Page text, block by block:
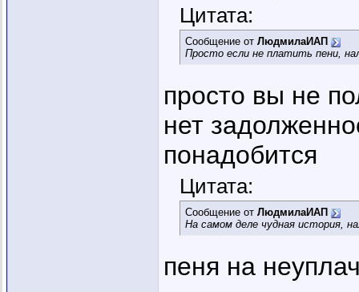
Цитата:
Сообщение от ЛюдмилаИАП
Просто если не платить пени,
просто вы не
нет
понадобится
Цитата:
Сообщение от ЛюдмилаИАП
На самом деле чудная история,
пеня на